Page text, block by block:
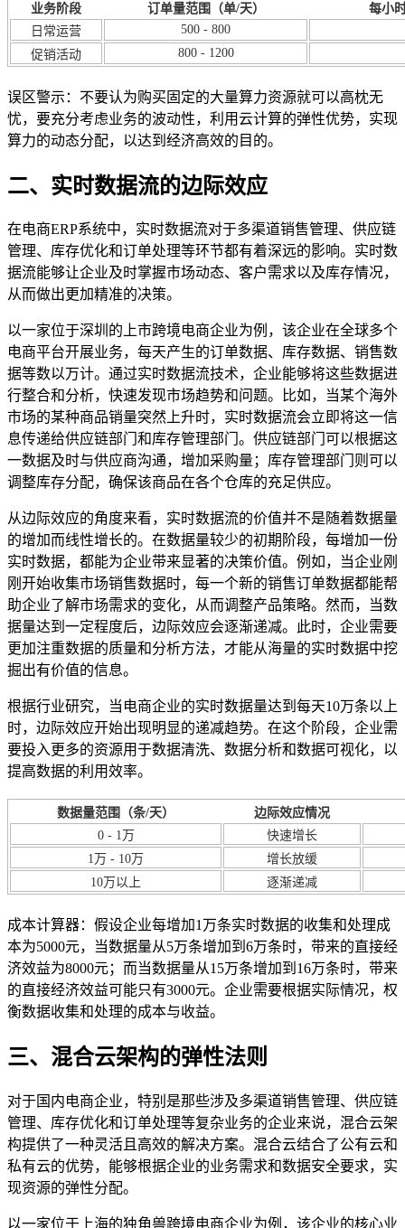
业务阶段 订单量范围（单/天）
每小
日常运营
500 - 800
促销活动
800 - 1200
误区警示：不要认为购买固定的大量算力资源就可以高枕无
忧，要充分考虑业务的波动性，利用云计算的弹性优势，实现
算力的动态分配，以达到经济高效的目的。
二、实时数据流的边际效应
在电商ERP系统中，实时数据流对于多渠道销售管理、供应链
管理、库存优化和订单处理等环节都有着深远的影响。实时数
据流能够让企业及时掌握市场动态、客户需求以及库存情况，
从而做出更加精准的决策。
以一家位于深圳的上市跨境电商企业为例，该企业在全球多个
电商平台开展业务，每天产生的订单数据、库存数据、销售数
据等数以万计。通过实时数据流技术，企业能够将这些数据进
行整合和分析，快速发现市场趋势和问题。比如，当某个海外
市场的某种商品销量突然上升时，实时数据流会立即将这一信
息传递给供应链部门和库存管理部门。供应链部门可以根据这
一数据及时与供应商沟通，增加采购量；库存管理部门则可以
调整库存分配，确保该商品在各个仓库的充足供应。
从边际效应的角度来看，实时数据流的价值并不是随着数据量
的增加而线性增长的。在数据量较少的初期阶段，每增加一份
实时数据，都能为企业带来显著的决策价值。例如，当企业刚
刚开始收集市场销售数据时，每一个新的销售订单数据都能帮
助企业了解市场需求的变化，从而调整产品策略。然而，当数
据量达到一定程度后，边际效应会逐渐递减。此时，企业需要
更加注重数据的质量和分析方法，才能从海量的实时数据中挖
掘出有价值的信息。
根据行业研究，当电商企业的实时数据量达到每天10万条以上
时，边际效应开始出现明显的递减趋势。在这个阶段，企业需
要投入更多的资源用于数据清洗、数据分析和数据可视化，以
提高数据的利用效率。
数据量范围（条/天）
边际效应情况
0 - 1万
快速增长
1万 - 10万
增长放缓
10万以上
逐渐递减
成本计算器：假设企业每增加1万条实时数据的收集和处理成
本为5000元，当数据量从5万条增加到6万条时，带来的直接经
济效益为8000元；而当数据量从15万条增加到16万条时，带来
的直接经济效益可能只有3000元。企业需要根据实际情况，权
衡数据收集和处理的成本与收益。
三、混合云架构的弹性法则
对于国内电商企业，特别是那些涉及多渠道销售管理、供应链
管理、库存优化和订单处理等复杂业务的企业来说，混合云架
构提供了一种灵活且高效的解决方案。混合云结合了公有云和
私有云的优势，能够根据企业的业务需求和数据安全要求，实
现资源的弹性分配。
以一家位于上海的独角兽跨境电商企业为例，该企业的核心业